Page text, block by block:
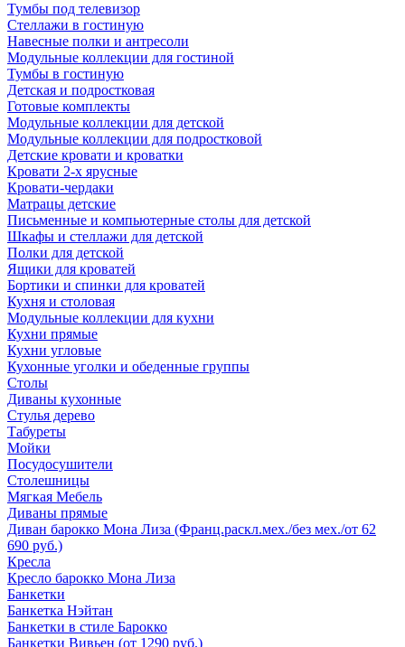
Тумбы под телевизор
Стеллажи в гостиную
Навесные полки и антресоли
Модульные коллекции для гостиной
Тумбы в гостиную
Детская и подростковая
Готовые комплекты
Модульные коллекции для детской
Модульные коллекции для подростковой
Детские кровати и кроватки
Кровати 2-х ярусные
Кровати-чердаки
Матрацы детские
Письменные и компьютерные столы для детской
Шкафы и стеллажи для детской
Полки для детской
Ящики для кроватей
Бортики и спинки для кроватей
Кухня и столовая
Модульные коллекции для кухни
Кухни прямые
Кухни угловые
Кухонные уголки и обеденные группы
Столы
Диваны кухонные
Стулья дерево
Табуреты
Мойки
Посудосушители
Столешницы
Мягкая Мебель
Диваны прямые
Диван барокко Мона Лиза (Франц.раскл.мех./без мех./от 62
690 руб.)
Кресла
Кресло барокко Мона Лиза
Банкетки
Банкетка Нэйтан
Банкетки в стиле Барокко
Банкетки Вивьен (от 1290 руб.)